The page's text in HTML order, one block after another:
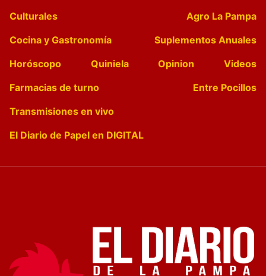
Culturales
Agro La Pampa
Cocina y Gastronomía
Suplementos Anuales
Horóscopo
Quiniela Opinion
Videos
Farmacias de turno
Entre Pocillos
Transmisiones en vivo
El Diario de Papel en DIGITAL